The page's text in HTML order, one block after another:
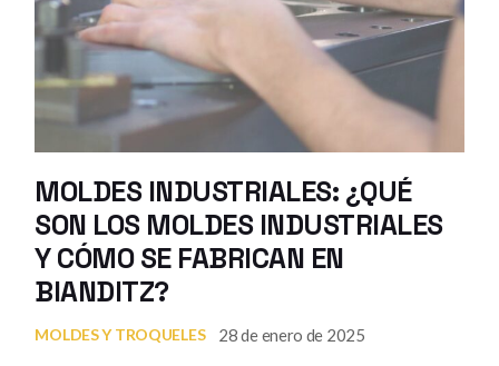
MOLDES INDUSTRIALES: ¿QUÉ
SON LOS MOLDES INDUSTRIALES
Y CÓMO SE FABRICAN EN
BIANDITZ?
MOLDES Y TROQUELES 28 de enero de 2025